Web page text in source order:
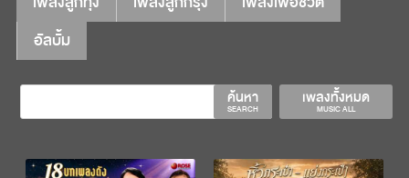
อัลบั้ม
เพลงทั้งหมด
MUSIC ALL
ค้นหา
SEARCH